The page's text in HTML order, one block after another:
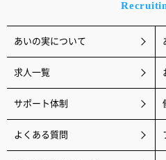
あいの実について
求人一覧
サポート体制
よくある質問